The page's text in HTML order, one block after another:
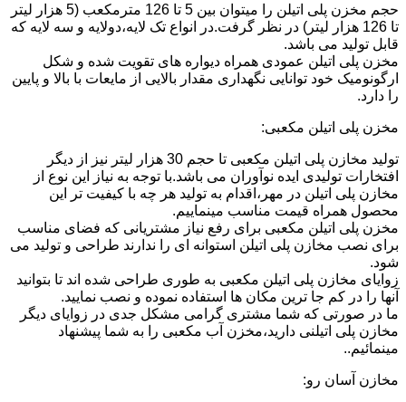
حجم مخزن پلی اتیلن را میتوان بین 5 تا 126 مترمکعب (5 هزار لیتر
تا 126 هزار لیتر) در نظر گرفت.در انواع تک لایه،دولایه و سه لایه که
قابل تولید می باشد.
مخزن پلی اتیلن عمودی همراه دیواره های تقویت شده و شکل
ارگونومیک خود توانایی نگهداری مقدار بالایی از مایعات با بالا و پایین
را دارد.
مخزن پلی اتیلن مکعبی:
تولید مخازن پلی اتیلن مکعبی تا حجم 30 هزار لیتر نیز از دیگر
افتخارات تولیدی ایده نوآوران می باشد.با توجه به نیاز این نوع از
مخازن پلی اتیلن در مهر،اقدام به تولید هر چه با کیفیت تر این
محصول همراه قیمت مناسب مینماییم.
مخزن پلی اتیلن مکعبی برای رفع نیاز مشتریانی که فضای مناسب
برای نصب مخازن پلی اتیلن استوانه ای را ندارند طراحی و تولید می
شود.
زوایای مخازن پلی اتیلن مکعبی به طوری طراحی شده اند تا بتوانید
آنها را در کم جا ترین مکان ها استفاده نموده و نصب نمایید.
ما در صورتی که شما مشتری گرامی مشکل جدی در زوایای دیگر
مخازن پلی اتیلنی دارید،مخزن آب مکعبی را به شما پیشنهاد
مینمائیم..
مخازن آسان رو: